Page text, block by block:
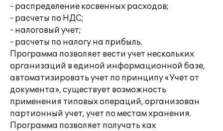
- распределение косвенных расходов;
- расчеты по НДС;
- налоговый учет;
- расчеты по налогу на прибыль.
Программа позволяет вести учет нескольких
организаций в единой информационной базе,
автоматизировать учет по принципу «Учет от
документа», существует возможность
применения типовых операций, организован
партионный учет, учет по местам хранения.
Программа позволяет получать как